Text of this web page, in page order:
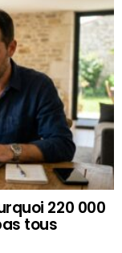
220 000
tous